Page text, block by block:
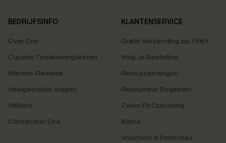
BEDRIJFSINFO
Over Ons
Cupshe Toeleveringsketen
Klanten-Reviews
Veelgestelde Vragen
Affiliate
Contacteer Ons
KLANTENSERVICE
Gratis Verzending op 79€+
Volg Je Bestelling
Retourzendingen
Retourneer Beginnen
Zwem Fit Oplossing
Klarna
Vouchers & Promoties